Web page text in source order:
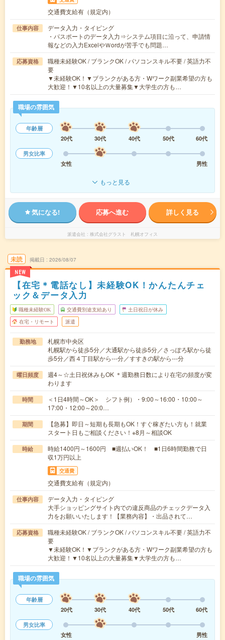
交通費支給有（規定内）
仕事内容
データ入力・タイピング
・パスポートのデータ入力⇒システム項目に沿って、申請情
報などの入力ExcelやＷordが苦手でも問題…
応募資格
職種未経験OK / ブランクOK / パソコンスキル不要 / 英語力不
要
▼未経験OK！▼ブランクがある方・Wワーク副業希望の方も
大歓迎！▼10名以上の大量募集▼大学生の方も…
職場の雰囲気
年齢層
20代
30代 40代 50代
60代
男女比率
女性
男性
もっと見る
気になる! 応募へ進む 詳しく見る
派遣会社 株式会社グラスト 札幌オフィス
未読
NEW
掲載日 2026/08/07
【在宅＊電話なし】未経験OK！かんたんチェ
ック＆データ入力
職種未経験OK 交通費別途支給あり 土日祝日が休み
在宅・リモート 派遣
勤務地
札幌市中央区
札幌駅から徒歩5分／大通駅から徒歩5分／さっぽろ駅から徒
歩5分／西４丁目駅から---分／すすきの駅から---分
曜日頻度
週4～☆土日祝休みもOK ＊週勤務日数により在宅の頻度が変
わります
時間
＜1日4時間～OK＞ シフト例）・9:00～16:00・10:00～
17:00・12:00～20:0…
期間
【急募】即日～短期も長期もOK！すぐ稼ぎたい方も！就業
スタート日もご相談ください！※8月～相談OK
時給
時給1400円～1600円 ■週払いOK！ ■1日6時間勤務で日
収1万円以上
交通費
交通費支給有（規定内）
仕事内容
データ入力・タイピング
大手ショッピングサイト内での違反商品のチェックデータ入
力をお願いいたします！【業務内容】・出品されて…
応募資格
職種未経験OK / ブランクOK / パソコンスキル不要 / 英語力不
要
▼未経験OK！▼ブランクがある方・Wワーク副業希望の方も
大歓迎！▼10名以上の大量募集▼大学生の方も…
職場の雰囲気
年齢層
20代
30代 40代 50代
60代
男女比率
女性
男性